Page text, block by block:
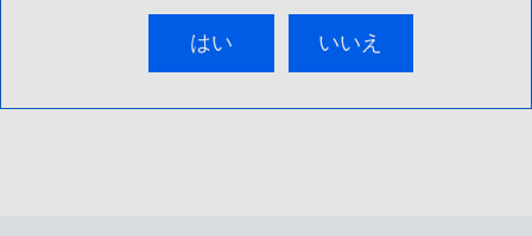
はい いいえ